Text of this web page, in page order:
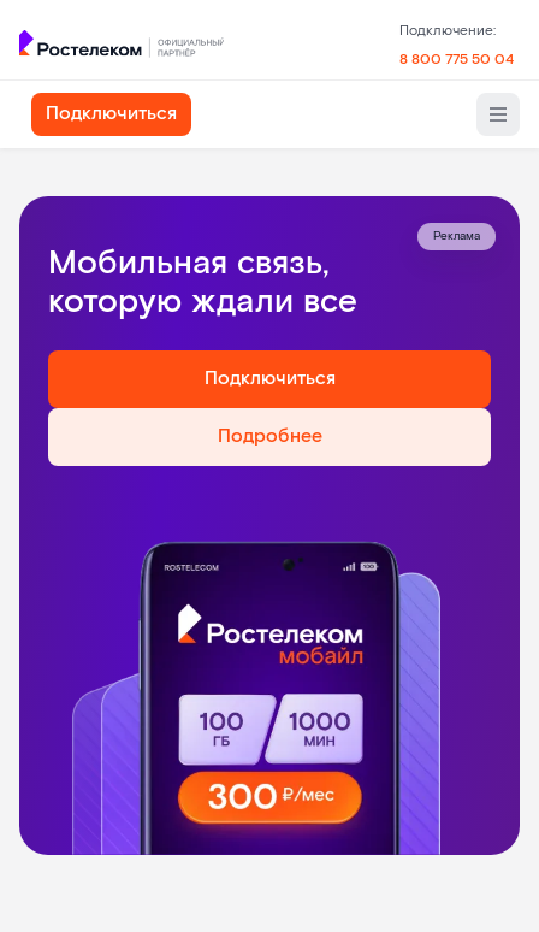
Подключение:
8 800 775 50 04
Подключиться
Мобильная связь,
которую ждали все
Подключиться
Подробнее
Реклама